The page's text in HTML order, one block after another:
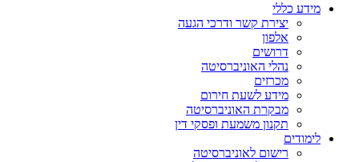
מידע כללי
יצירת קשר ודרכי הגעה
אלפון
דרושים
נהלי האוניברסיטה
מכרזים
מידע לשעת חירום
מבקרת האוניברסיטה
תקנון משמעת ופסקי דין
לימודים
רישום לאוניברסיטה